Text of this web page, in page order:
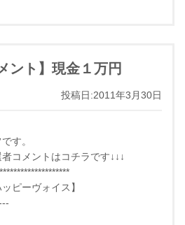
ント】現金１万円
投稿日:2011年3月30日
す。
コメントはコチラです↓↓↓
ピーヴォイス】